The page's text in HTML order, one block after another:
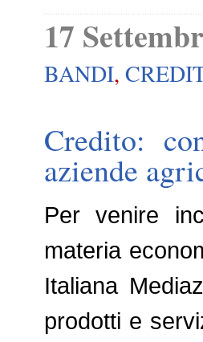
17
BANDI,
Credito:
aziende
Per venire
materia
Italiana
prodotti e